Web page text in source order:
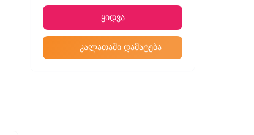
ყიდვა
კალათაში დამატება